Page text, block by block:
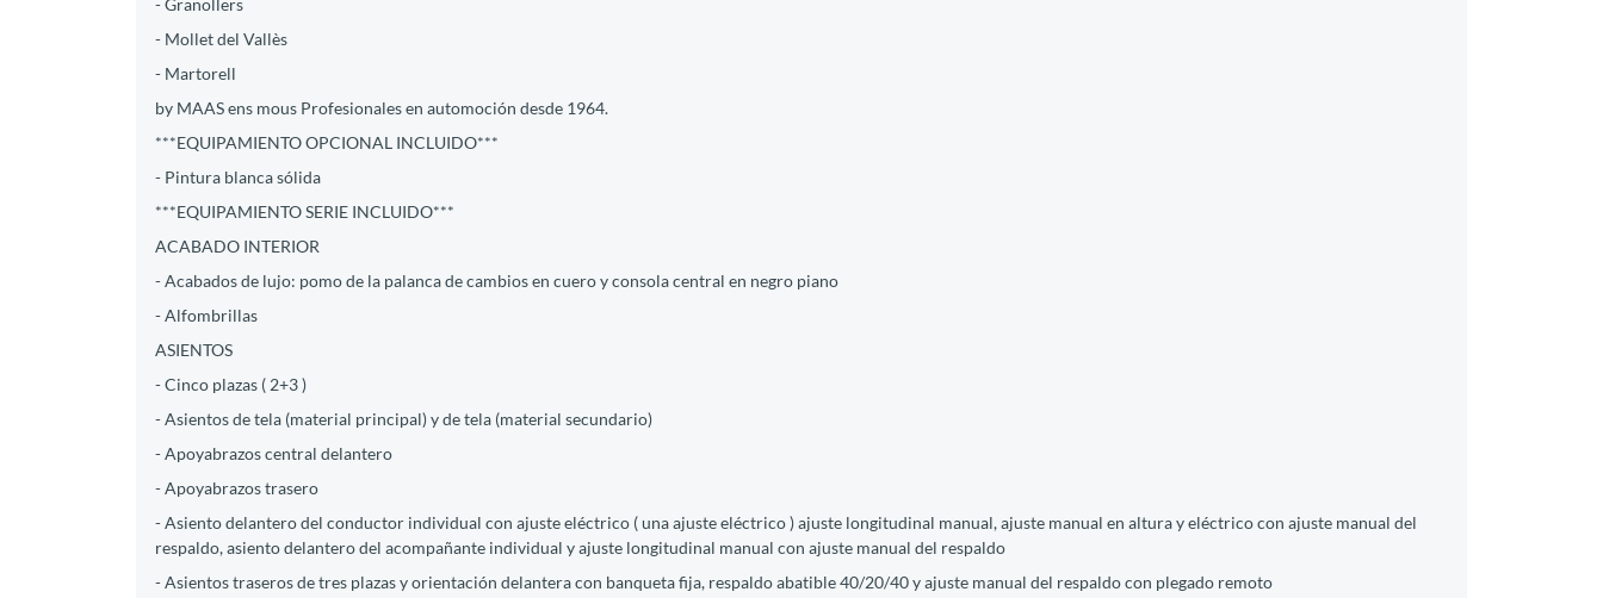
- Granollers
- Mollet del Vallès
- Martorell
by MAAS ens mous Profesionales en automoción desde 1964.
***EQUIPAMIENTO OPCIONAL INCLUIDO***
- Pintura blanca sólida
***EQUIPAMIENTO SERIE INCLUIDO***
ACABADO INTERIOR
- Acabados de lujo: pomo de la palanca de cambios en cuero y consola central en negro piano
- Alfombrillas
ASIENTOS
- Cinco plazas ( 2+3 )
- Asientos de tela (material principal) y de tela (material secundario)
- Apoyabrazos central delantero
- Apoyabrazos trasero
- Asiento delantero del conductor individual con ajuste eléctrico ( una ajuste eléctrico ) ajuste longitudinal manual, ajuste manual en altura y eléctrico con ajuste manual del
respaldo, asiento delantero del acompañante individual y ajuste longitudinal manual con ajuste manual del respaldo
- Asientos traseros de tres plazas y orientación delantera con banqueta fija, respaldo abatible 40/20/40 y ajuste manual del respaldo con plegado remoto